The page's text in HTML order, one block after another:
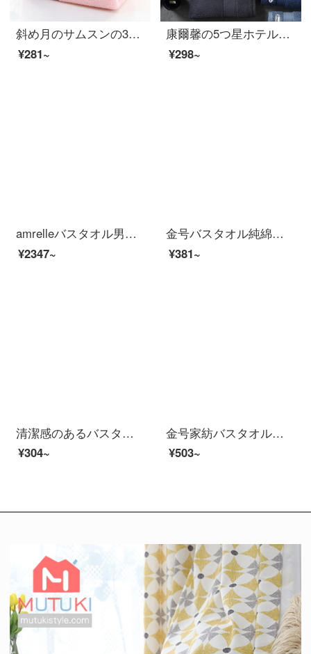
斜め月のサムスンの3条はネットの花のタオルを詰めます。
¥281~
康爾馨の5つ星ホテルのタオルの純綿は顔を洗ってタオルの全綿の大人を吸い込んで厚いティッシュの紳士のほこりの75*34 cmの150 gをプラスします。
¥298~
amrelleバスタオル男女家庭用出口日本純綿吸水速乾柔軟タオル三点セットホテル灰色バスタオル1枚+タオル1枚
¥2347~
金号バスタオル純綿子供赤ちゃん用ソフトアニメ可愛い吸水速乾綿大タオル3130黄色1枚
¥381~
清潔感のあるバスタオル純綿家庭用男女全綿に厚い抗菌力を加え、吸水速乾風呂大巾静謐藍（A種標準/長い綿毛/ドイツ司馬3 A級抗菌）
¥304~
金号家紡バスタオル家庭用綿吸水速乾風呂大タオル学生タオルは、包んで着られます。
¥503~